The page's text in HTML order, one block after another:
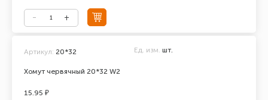
Хомут червячный 20*32 W2
Артикул: 20*32 Ед. изм. шт.
15.95 ₽